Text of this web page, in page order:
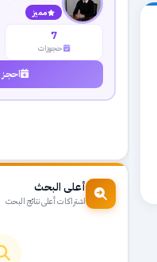
مميز
7
حجوزات
أعلى البحث
اشتراكات أعلى نتائج البحث